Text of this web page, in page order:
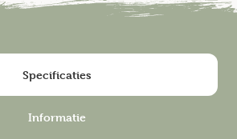
Specificaties
Informatie